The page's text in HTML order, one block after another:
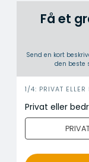
Få et
Send en kort
den beste
i
n
n
o
1/4: PRIVAT ELLER
Privat eller